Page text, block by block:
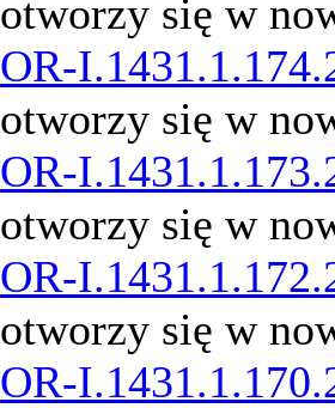
otworzy się w
OR-
otworzy się w
OR-
otworzy się w
OR-
otworzy się w
OR-